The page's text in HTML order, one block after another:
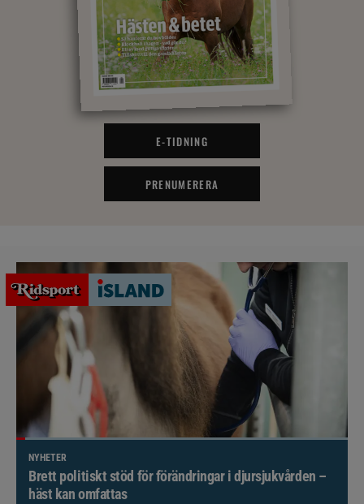
E-TIDNING
PRENUMERERA
NYHETER
Brett politiskt stöd för förändringar i djursjukvården –
häst kan omfattas